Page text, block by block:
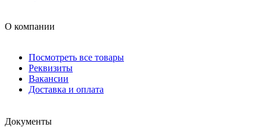
О компании
Посмотреть все товары
Реквизиты
Вакансии
Доставка и оплата
Документы